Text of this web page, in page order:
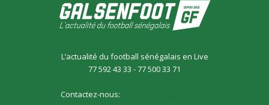
L’actualité du football sénégalais en Live
77 592 43 33 - 77 500 33 71
Contactez-nous: